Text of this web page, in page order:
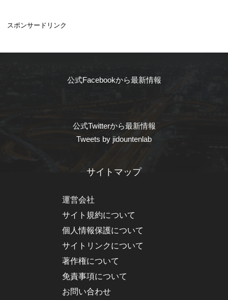
スポンサードリンク
公式Facebookから最新情報
公式Twitterから最新情報
Tweets by jidountenlab
サイトマップ
運営会社
サイト規約について
個人情報保護について
サイトリンクについて
著作権について
免責事項について
お問い合わせ